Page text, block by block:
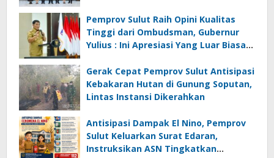
Pemprov Sulut Raih Opini Kualitas
Tinggi dari Ombudsman, Gubernur
Yulius : Ini Apresiasi Yang Luar Biasa,
Gerak Cepat Pemprov Sulut Antisipasi
Kebakaran Hutan di Gunung Soputan,
Lintas Instansi Dikerahkan
Antisipasi Dampak El Nino, Pemprov
Sulut Keluarkan Surat Edaran,
Instruksikan ASN Tingkatkan